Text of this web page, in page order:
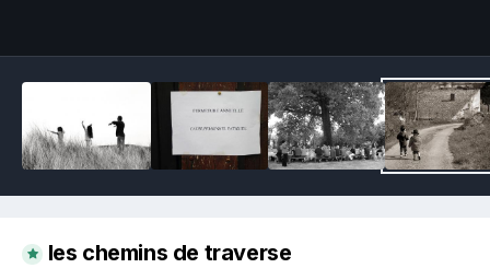
les chemins de traverse